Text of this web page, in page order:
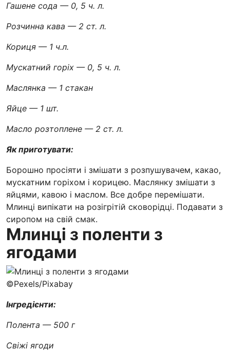
Гашене сода — 0, 5 ч. л.
Розчинна кава — 2 ст. л.
Кориця — 1 ч.л.
Мускатний горіх — 0, 5 ч. л.
Маслянка — 1 стакан
Яйце — 1 шт.
Масло розтоплене — 2 ст. л.
Як приготувати:
Борошно просіяти і змішати з розпушувачем, какао,
мускатним горіхом і корицею. Маслянку змішати з
яйцями, кавою і маслом. Все добре перемішати.
Млинці випікати на розігрітій сковорідці. Подавати з
сиропом на свій смак.
Млинці з поленти з
ягодами
©Pexels/Pixabay
Інгредієнти:
Полента — 500 г
Свіжі ягоди